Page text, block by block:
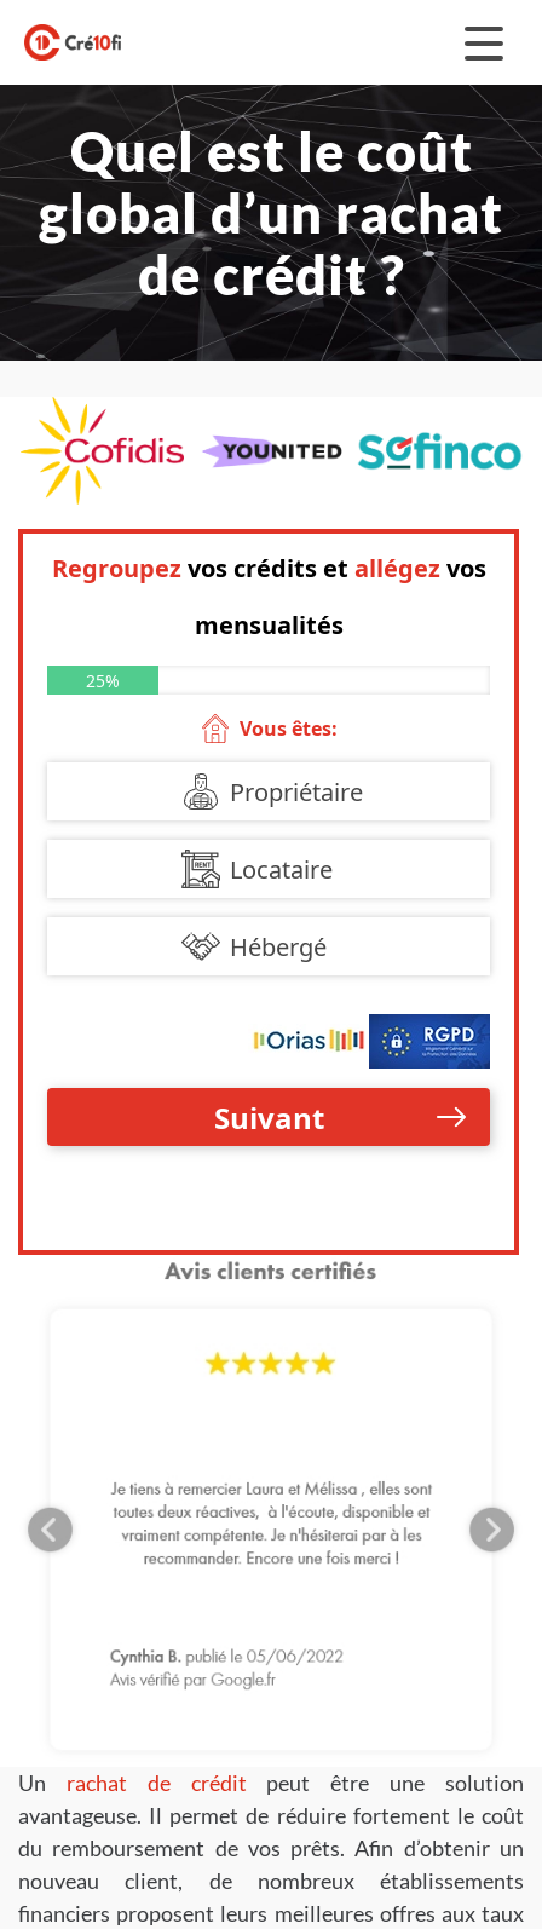
content
RACHAT DE CRÉDITS
CRÉDIT IMMOBILIER
Quel est le coût
global d’un rachat
de crédit ?
Un rachat de crédit peut être une solution
avantageuse. Il permet de réduire fortement le coût
du remboursement de vos prêts. Afin d’obtenir un
nouveau client, de nombreux établissements
financiers proposent leurs meilleures offres aux taux